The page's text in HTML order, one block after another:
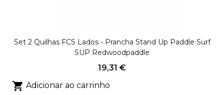
Set 2 Quilhas FCS Lados - Prancha Stand Up Paddle Surf
SUP Redwoodpaddle
19,31 €
 Adicionar ao carrinho